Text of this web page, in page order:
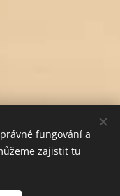
fungování a
zajistit tu